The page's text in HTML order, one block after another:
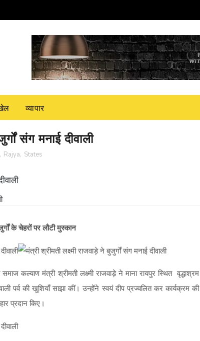
व्यापार
संग मनाई दीवाली
, Rajya, States
के चेहरों पर लौटी मुस्कान
कल्याण मंत्री श्रीमती लक्ष्मी राजवाड़े ने माना रायपुर स्थित वृद्धाश्रम
पर्व की खुशियाँ साझा कीं। उन्होंने स्वयं दीप प्रज्वलित कर कार्यक्रम की
प्रदान किए।